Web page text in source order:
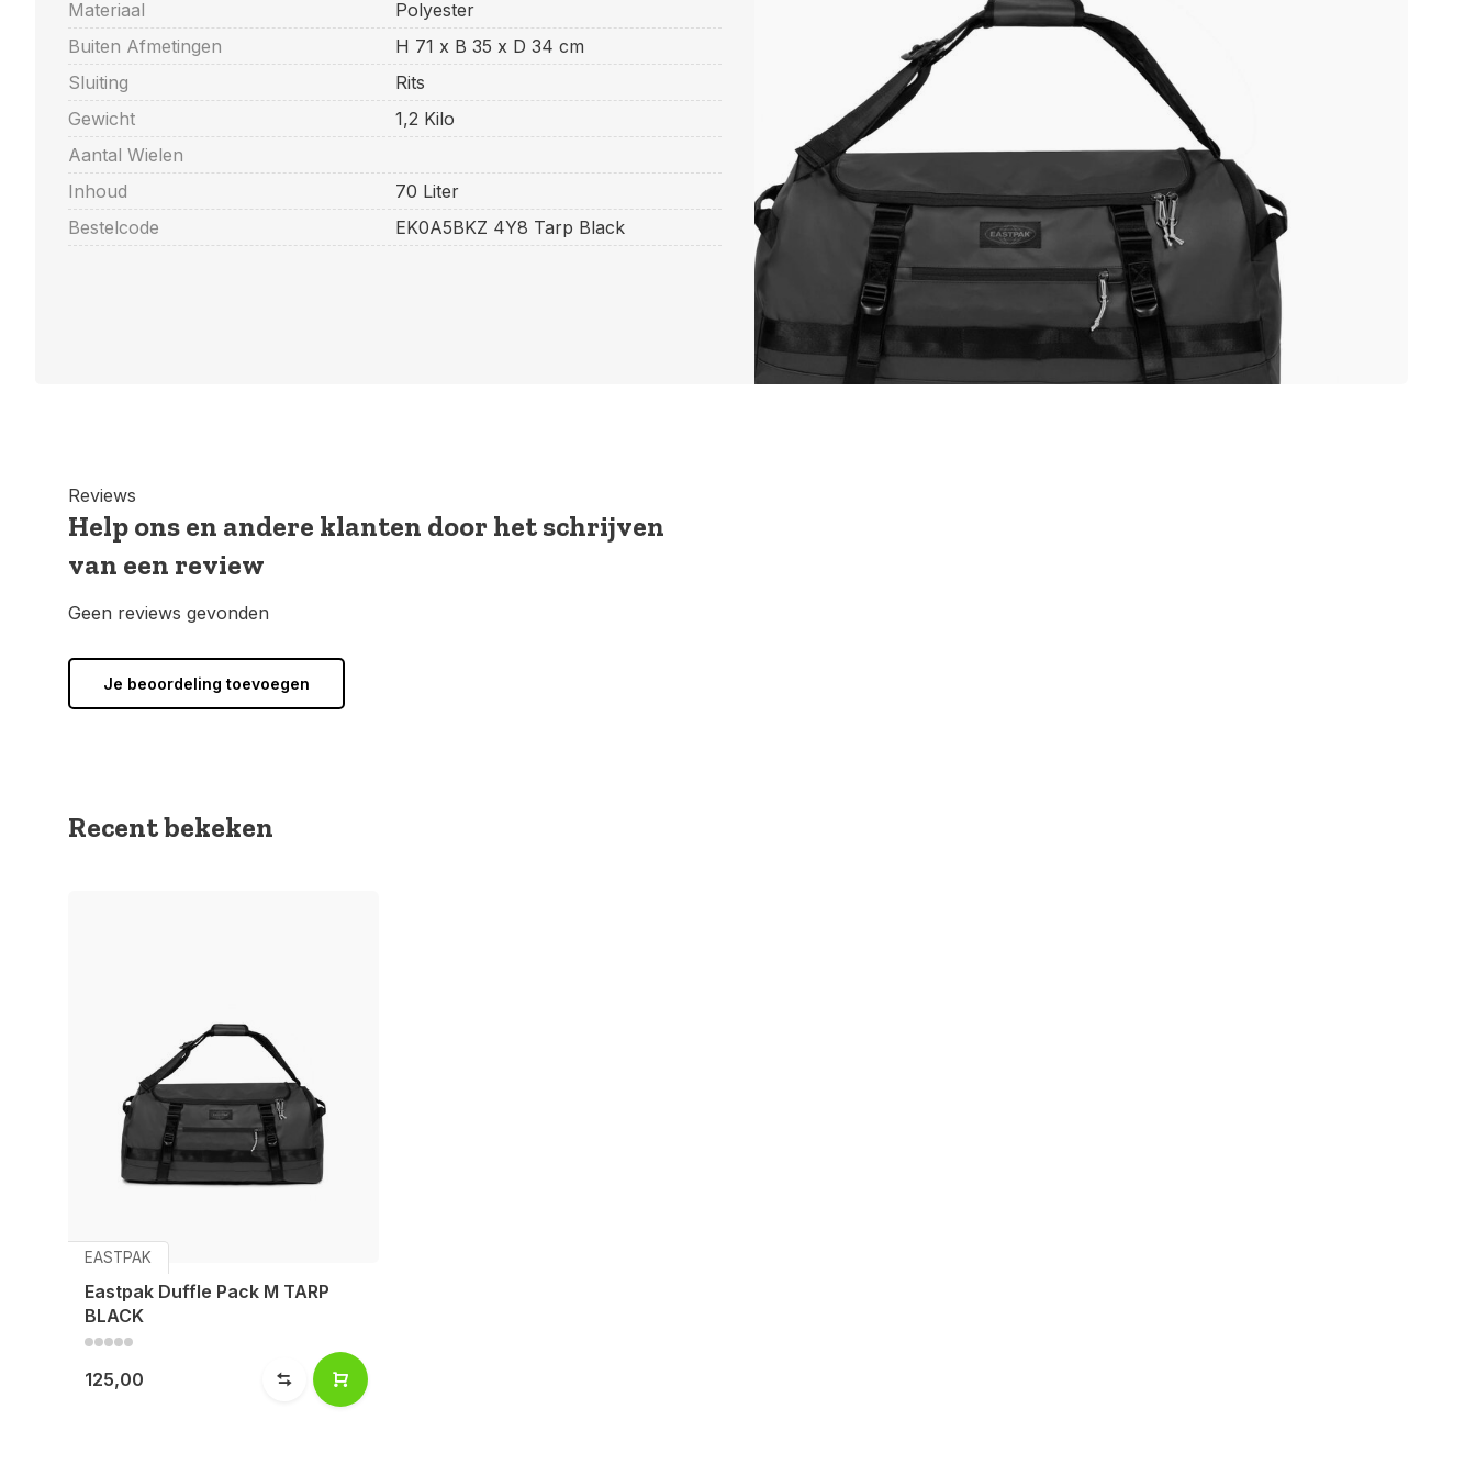
Materiaal
Polyester
Buiten Afmetingen
H 71 x B 35 x D 34 cm
Sluiting
Rits
Gewicht
1,2 Kilo
Aantal Wielen
Inhoud
70 Liter
Bestelcode
EK0A5BKZ 4Y8 Tarp Black
Reviews
Help ons en andere klanten door het schrijven
van een review
Geen reviews gevonden
Je beoordeling toevoegen
Recent bekeken
EASTPAK
Eastpak Duffle Pack M TARP
BLACK
125,00